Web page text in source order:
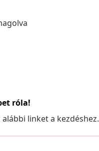
róla!
linket a kezdéshez.